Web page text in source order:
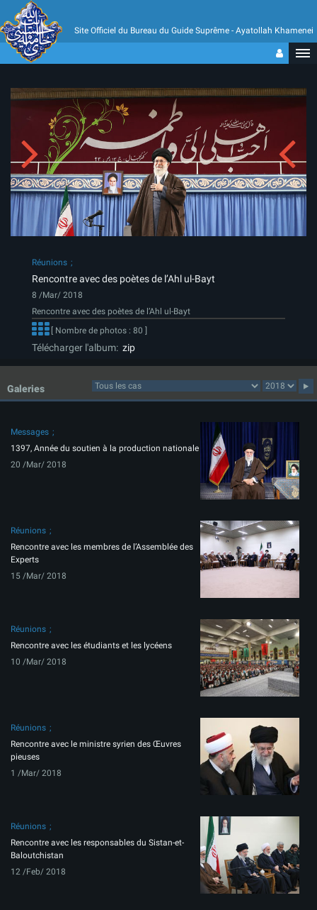
Site Officiel du Bureau du Guide Suprême - Ayatollah Khamenei
Réunions
Rencontre avec des poètes de l’Ahl ul-Bayt
8 /Mar/ 2018
Rencontre avec des poètes de l’Ahl ul-Bayt
[ Nombre de photos : 80 ]
Télécharger l'album: zip
Galeries
Messages
1397, Année du soutien à la production nationale
20 /Mar/ 2018
Réunions
Rencontre avec les membres de l’Assemblée des
Experts
15 /Mar/ 2018
Réunions
Rencontre avec les étudiants et les lycéens
10 /Mar/ 2018
Réunions
Rencontre avec le ministre syrien des Œuvres
pieuses
1 /Mar/ 2018
Réunions
Rencontre avec les responsables du Sistan-et-
Baloutchistan
12 /Feb/ 2018